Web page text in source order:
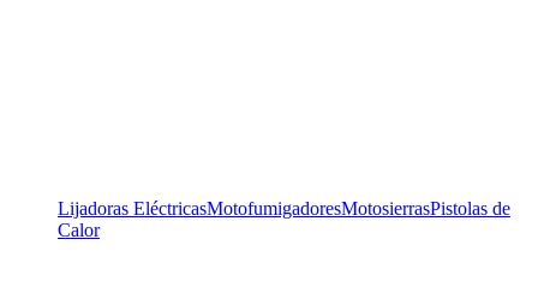
Lijadoras EléctricasMotofumigadoresMotosierrasPistolas de
Calor